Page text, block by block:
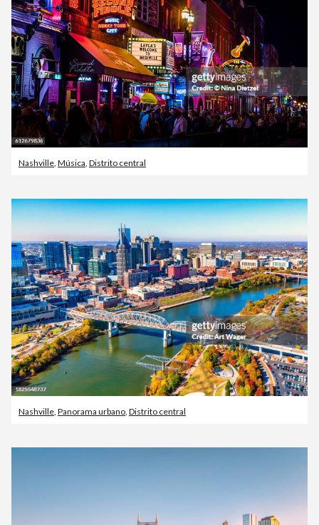
Nashville Música Distrito central
Nashville, Panorama urbano, Distrito central